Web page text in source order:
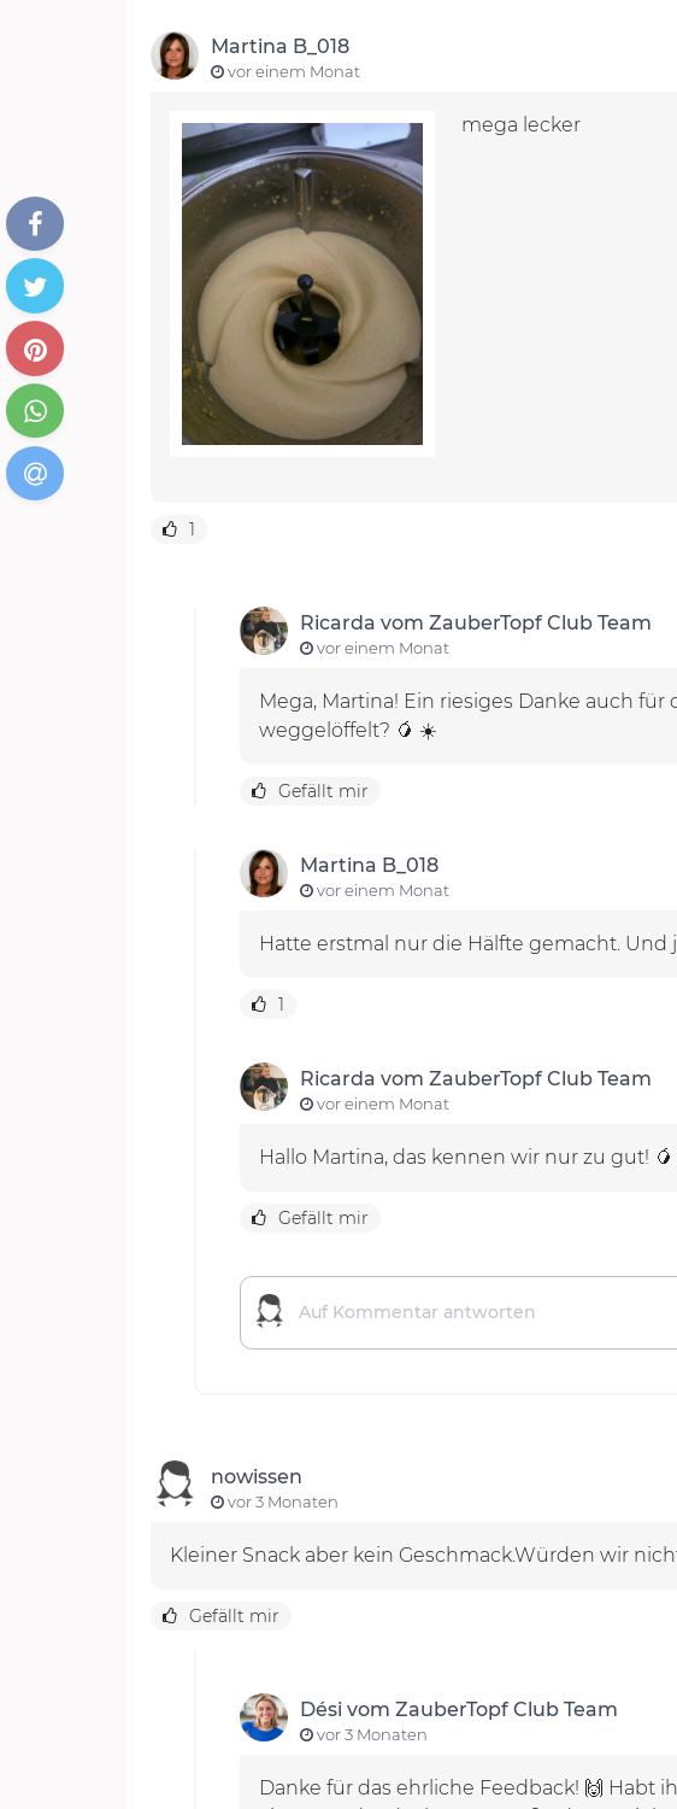
Martina B_018
vor einem Monat
mega lecker
1
Ricarda vom ZauberTopf Club Team
vor einem Monat
Mega, Martina! Ein riesiges Danke auch
weggelöffelt? 🥭 ☀️
Gefällt mir
Martina B_018
vor einem Monat
Hatte erstmal nur die Hälfte gemacht. Und
1
Ricarda vom ZauberTopf Club Team
vor einem Monat
Hallo Martina, das kennen wir nur zu gut!
Gefällt mir
nowissen
vor 3 Monaten
Kleiner Snack aber kein Geschmack.Würden wir
Gefällt mir
Dési vom ZauberTopf Club Team
vor 3 Monaten
Danke für das ehrliche Feedback! 🙌 Habt